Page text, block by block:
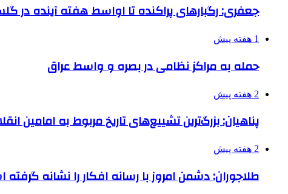
جعفری: رگبارهای پراکنده تا اواسط هفته آینده در
1 هفته پیش
حمله به مراکز نظامی در بصره و واسط عراق
2 هفته پیش
پناهیان: بزرگ‌ترین تشییع‌های تاریخ مربوط به امامین
2 هفته پیش
طلاجوران: دشمن امروز با رسانه افکار را نشانه